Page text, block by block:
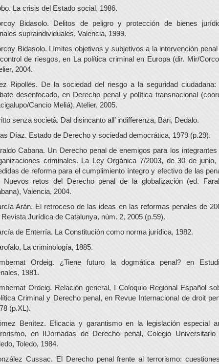
La crisis del Estado social, 1986.
Bidasolo. Delitos de peligro y protección de bienes
supraindividuales, Valencia, 1999.
Bidasolo. Límites objetivos y subjetivos a la intervención penal
de riesgos, en La política criminal en Europa (dir. Mir/
2004.
Ripollés. De la sociedad del riesgo a la seguridad ciudadana:
desenfocado, en Derecho penal y política transnacional
Cancio Meliá), Atelier, 2005.
senza società. Dal disincanto all’ indifferenza, Bari, Dedalo.
Díaz. Estado de Derecho y sociedad democrática, 1979 (p.29).
Cabana. Un Derecho penal de enemigos para los integrantes
criminales. La Ley Orgánica 7/2003, de 30 de junio,
de reforma para el cumplimiento íntegro y efectivo de las
Nuevos retos del Derecho penal de la globalización (ed.
Valencia, 2004.
Arán. El retroceso de las ideas en las reformas penales de
Revista Jurídica de Catalunya, núm. 2, 2005 (p.59).
de Enterría. La Constitución como norma jurídica, 1982.
La criminología, 1885.
Ordeig. ¿Tiene futuro la dogmática penal? en
1981.
Ordeig. Relación general, I Coloquio Regional Español
Criminal y Derecho penal, en Revue Internacional de droit
(p.XL).
Benítez. Eficacia y garantismo en la legislación especial
en IIJornadas de Derecho penal, Colegio Universitario
Toledo, 1984.
Cussac. El Derecho penal frente al terrorismo: